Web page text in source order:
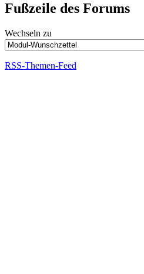
Fußzeile des Forums
Wechseln zu
RSS-Themen-Feed